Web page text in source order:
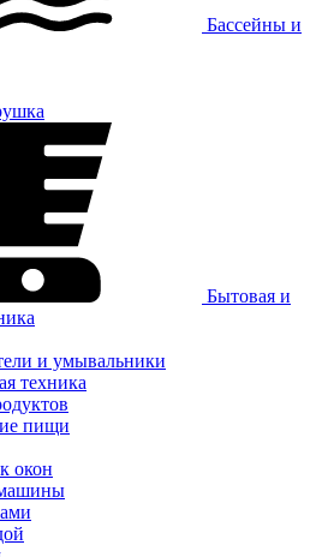
Бассейны и
Бытовая и
и умывальники
техника
пищи
окон